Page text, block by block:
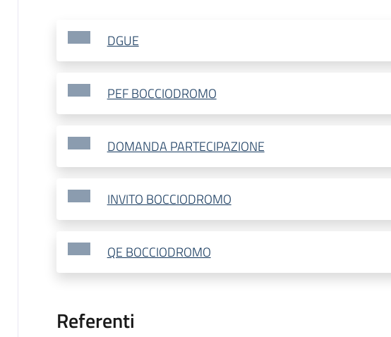
DGUE
PEF BOCCIODROMO
DOMANDA PARTECIPAZIONE
INVITO BOCCIODROMO
QE BOCCIODROMO
Referenti